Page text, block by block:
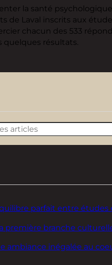
la santé psychologique
de Laval inscrits aux
chacun des 533
quelques résultats.
parfait entre
branche culturelle
ambiance inégalée au